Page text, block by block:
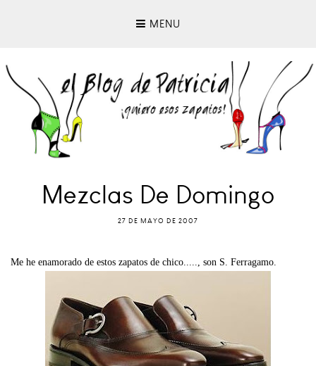
MENU
Mezclas De Domingo
27 DE MAYO DE 2007
Me he enamorado de estos zapatos de chico....., son S. Ferragamo.